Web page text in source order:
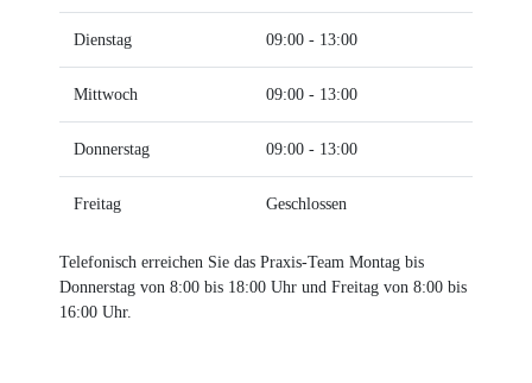
Dienstag 09:00 - 13:00
Mittwoch 09:00 - 13:00
Donnerstag 09:00 - 13:00
Freitag Geschlossen
Telefonisch erreichen Sie das Praxis-Team Montag bis
Donnerstag von 8:00 bis 18:00 Uhr und Freitag von 8:00 bis
16:00 Uhr.